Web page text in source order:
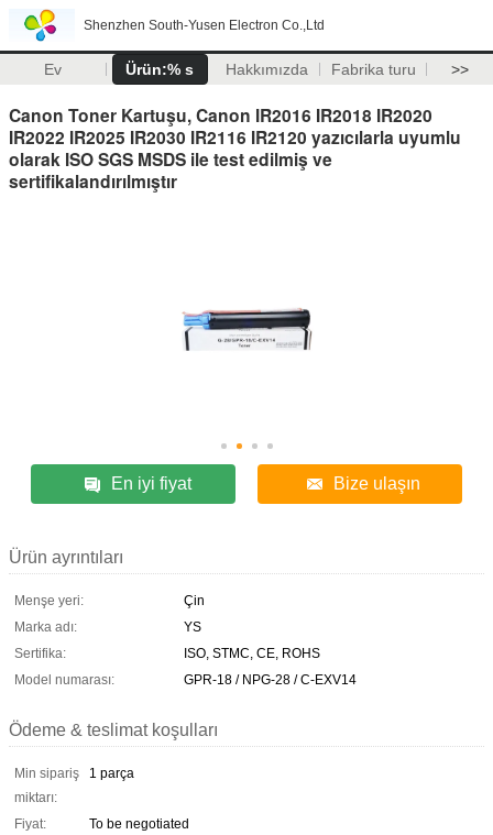
Shenzhen South-Yusen Electron Co.,Ltd
Ev Ürün:% s Hakkımızda Fabrika turu >>
Canon Toner Kartuşu, Canon IR2016 IR2018 IR2020
IR2022 IR2025 IR2030 IR2116 IR2120 yazıcılarla uyumlu
olarak ISO SGS MSDS ile test edilmiş ve
sertifikalandırılmıştır
En iyi fiyat Bize ulaşın
Ürün ayrıntıları
Menşe yeri:
Çin
Marka adı:
YS
Sertifika:
ISO, STMC, CE, ROHS
Model numarası:
GPR-18 / NPG-28 / C-EXV14
Ödeme & teslimat koşulları
Min sipariş
miktarı:
1 parça
Fiyat:
To be negotiated